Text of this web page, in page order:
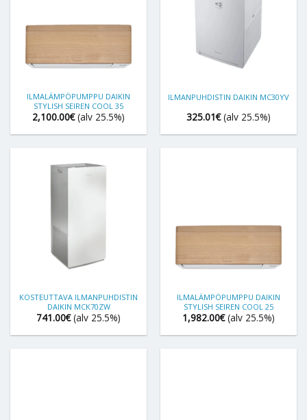
ILMALÄMPÖPUMPPU DAIKIN
STYLISH SEIREN COOL 35
2,100.00€ (alv 25.5%)
ILMANPUHDISTIN DAIKIN MC30YV
325.01€ (alv 25.5%)
KOSTEUTTAVA ILMANPUHDISTIN
DAIKIN MCK70ZW
741.00€ (alv 25.5%)
ILMALÄMPÖPUMPPU DAIKIN
STYLISH SEIREN COOL 25
1,982.00€ (alv 25.5%)